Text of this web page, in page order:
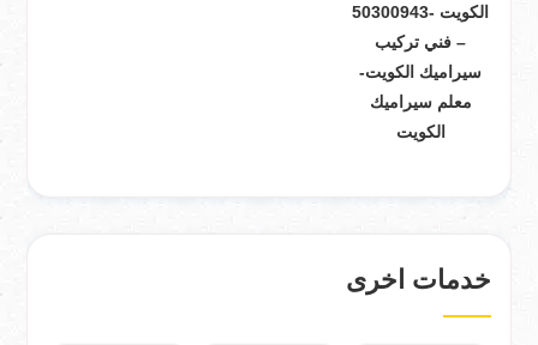
الكويت -50300943
– فني تركيب
سيراميك الكويت-
معلم سيراميك
الكويت
خدمات اخرى